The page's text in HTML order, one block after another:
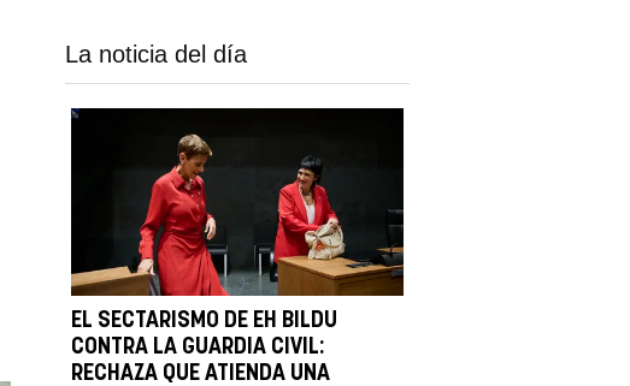
La noticia del día
EL SECTARISMO DE EH BILDU
CONTRA LA GUARDIA CIVIL:
RECHAZA QUE ATIENDA UNA